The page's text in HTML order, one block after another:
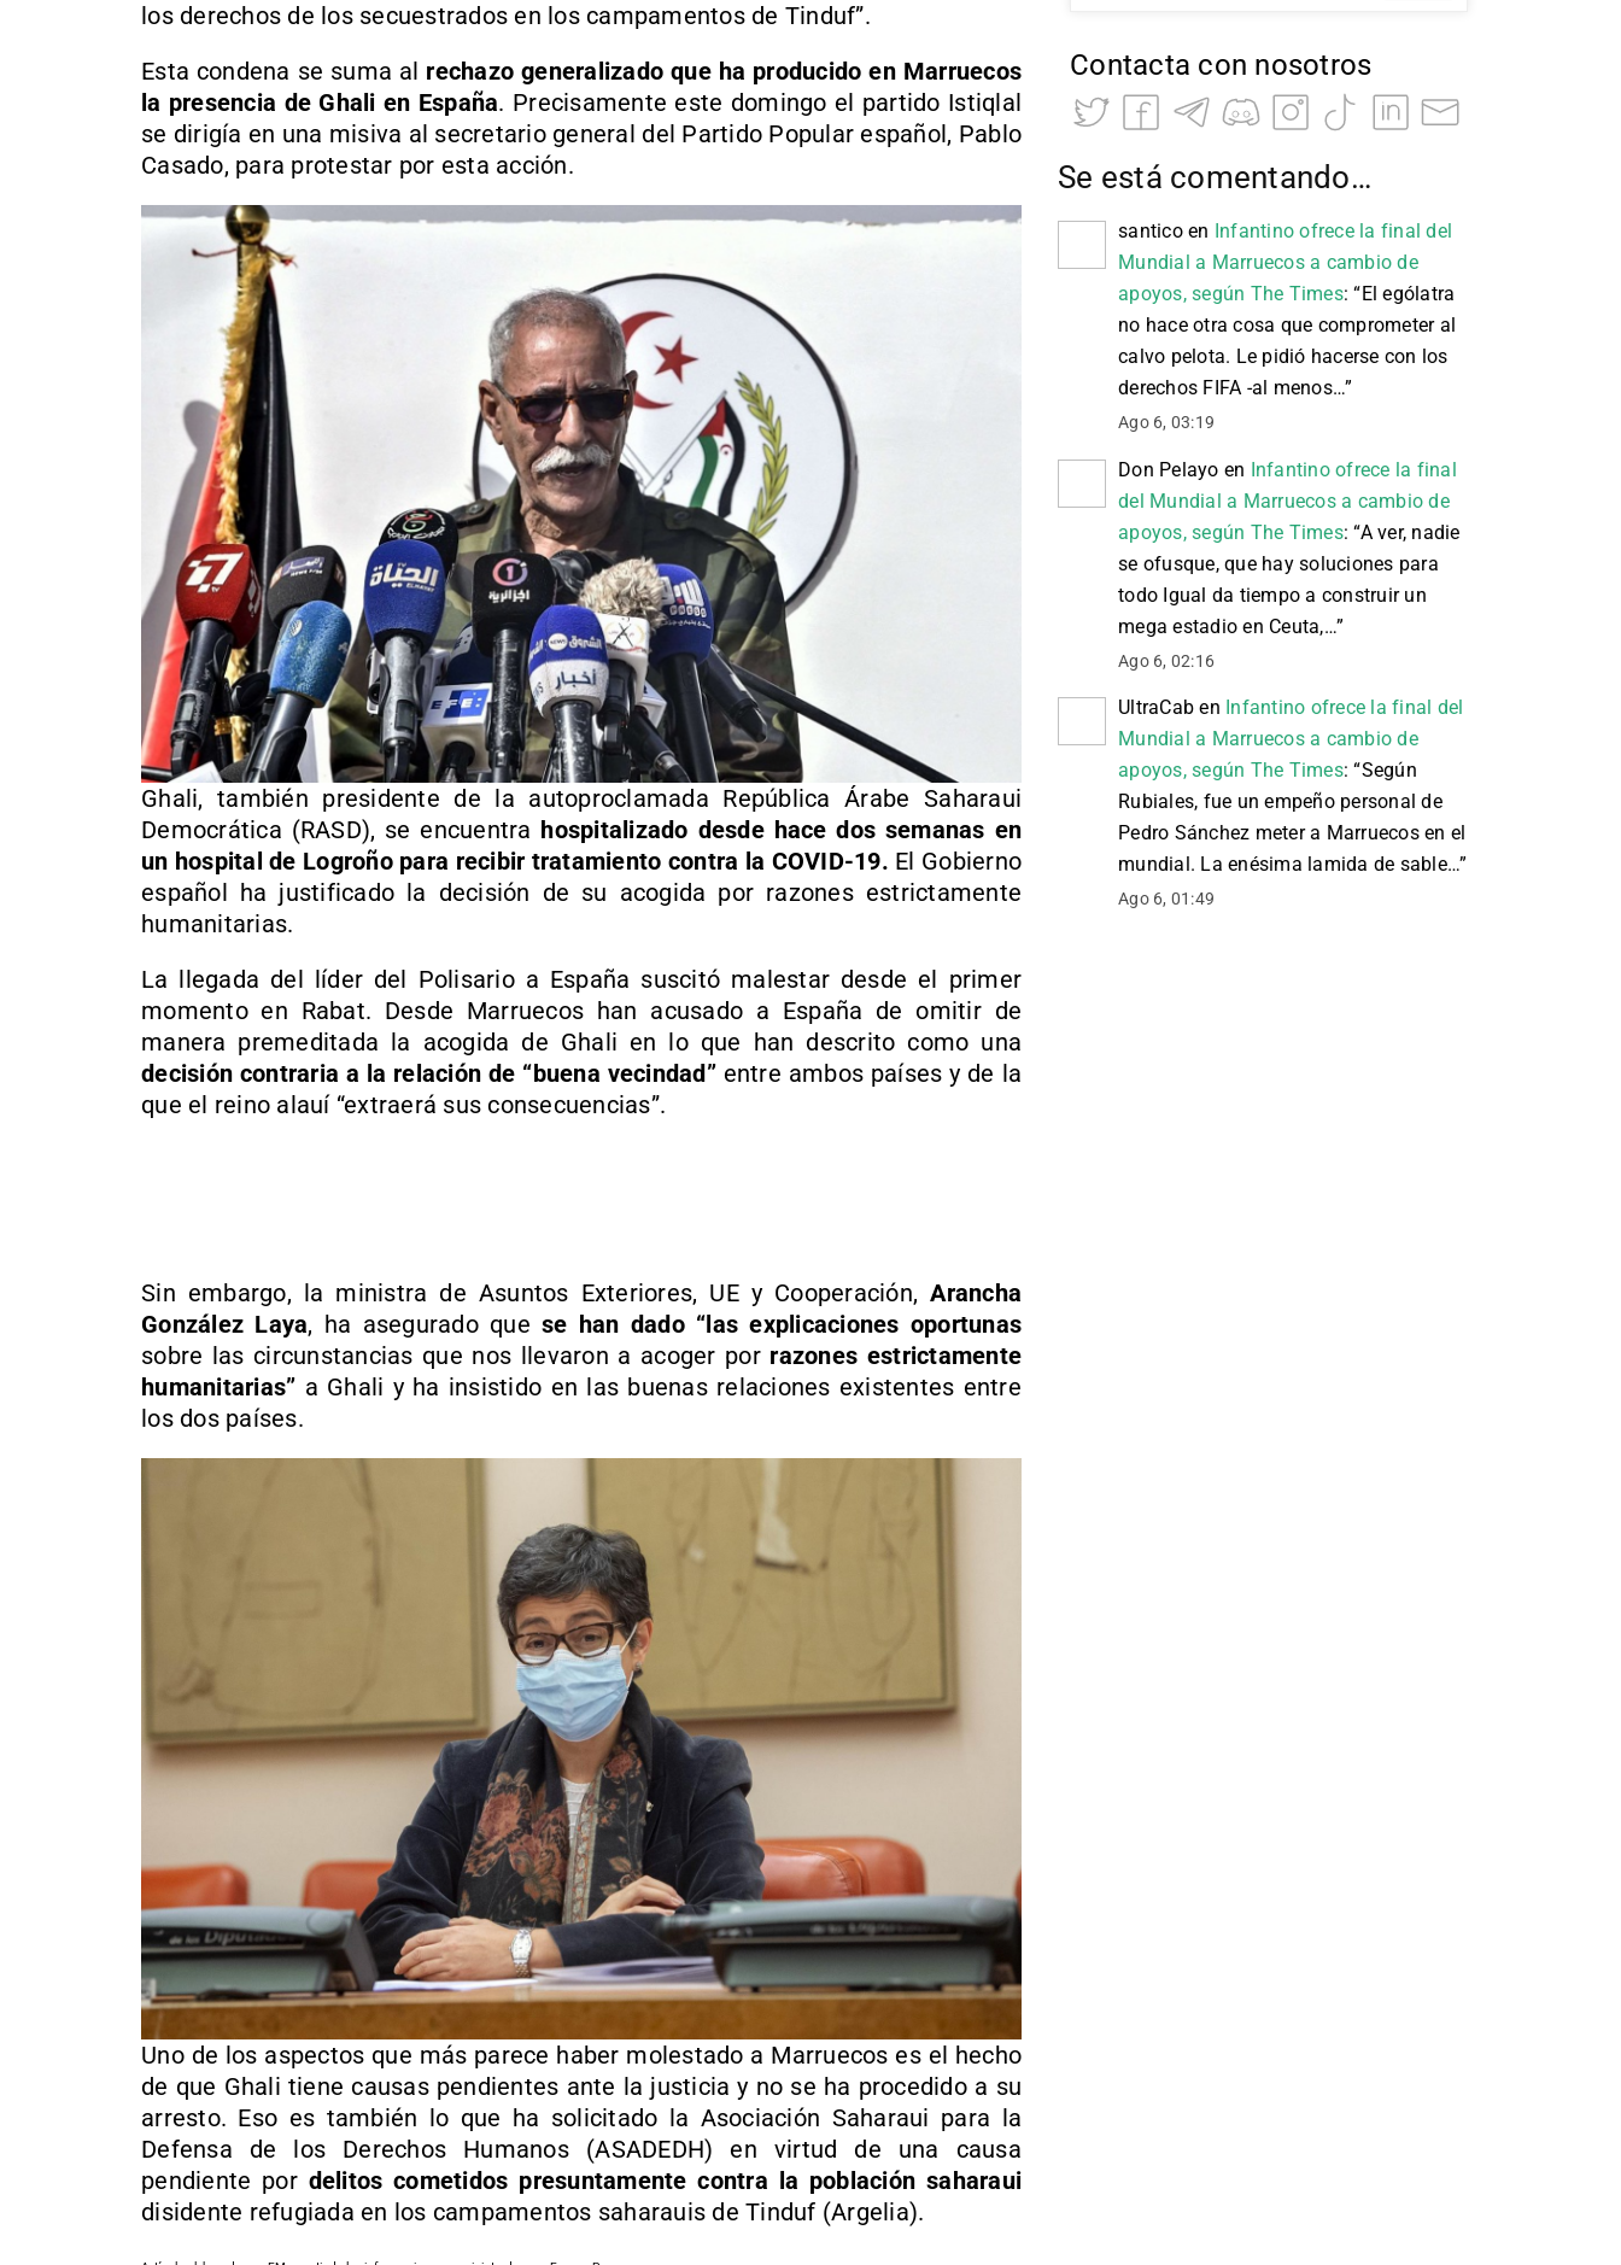
los derechos de los secuestrados en los campamentos de Tinduf”.
Esta condena se suma al rechazo generalizado que ha producido en Marruecos
la presencia de Ghali en España. Precisamente este domingo el partido Istiqlal
se dirigía en una misiva al secretario general del Partido Popular español, Pablo
Casado, para protestar por esta acción.
Ghali, también presidente de la autoproclamada República Árabe Saharaui
Democrática (RASD), se encuentra hospitalizado desde hace dos semanas en
un hospital de Logroño para recibir tratamiento contra la COVID-19. El Gobierno
español ha justificado la decisión de su acogida por razones estrictamente
humanitarias.
La llegada del líder del Polisario a España suscitó malestar desde el primer
momento en Rabat. Desde Marruecos han acusado a España de omitir de
manera premeditada la acogida de Ghali en lo que han descrito como una
decisión contraria a la relación de “buena vecindad”entre ambos países y de la
que el reino alauí “extraerá sus consecuencias”.
Sin embargo, la ministra de Asuntos Exteriores, UE y Cooperación,Arancha
González Laya, ha asegurado que se han dado “las explicaciones oportunas
sobre las circunstancias que nos llevaron a acoger por razones estrictamente
humanitarias” a Ghali y ha insistido en las buenas relaciones existentes entre
los dos países.
Uno de los aspectos que más parece haber molestado a Marruecos es el hecho
de que Ghali tiene causas pendientes ante la justicia y no se ha procedido a su
arresto. Eso es también lo que ha solicitado la Asociación Saharaui para la
Defensa de los Derechos Humanos (ASADEDH) en virtud de una causa
pendiente por delitos cometidos presuntamente contra la población saharaui
disidente refugiada en los campamentos saharauis de Tinduf (Argelia).
Contacta con nosotros
Se está comentando…
santicoen Infantino ofrece la final del
Mundial a Marruecos a cambio de
apoyos, según The Times: “El ególatra
no hace otra cosa que comprometer al
calvo pelota. Le pidió hacerse con los
derechos FIFA -al menos…”
Ago 6, 03:19
Don Pelayo en Infantino ofrece la final
del Mundial a Marruecos a cambio de
apoyos, según The Times: “A ver, nadie
se ofusque, que hay soluciones para
todo Igual da tiempo a construir un
mega estadio en Ceuta,…”
Ago 6, 02:16
UltraCab en Infantino ofrece la final del
Mundial a Marruecos a cambio de
apoyos, según The Times: “Según
Rubiales, fue un empeño personal de
Pedro Sánchez meter a Marruecos en el
mundial. La enésima lamida de sable…”
Ago 6, 01:49